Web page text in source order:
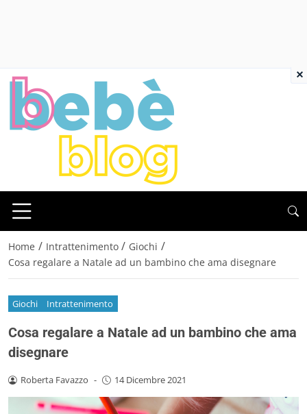
Home / Intrattenimento / Giochi /
Cosa regalare a Natale ad un bambino che ama disegnare
Giochi Intrattenimento
Cosa regalare a Natale ad un bambino che ama
disegnare
Roberta Favazzo - 14 Dicembre 2021
×